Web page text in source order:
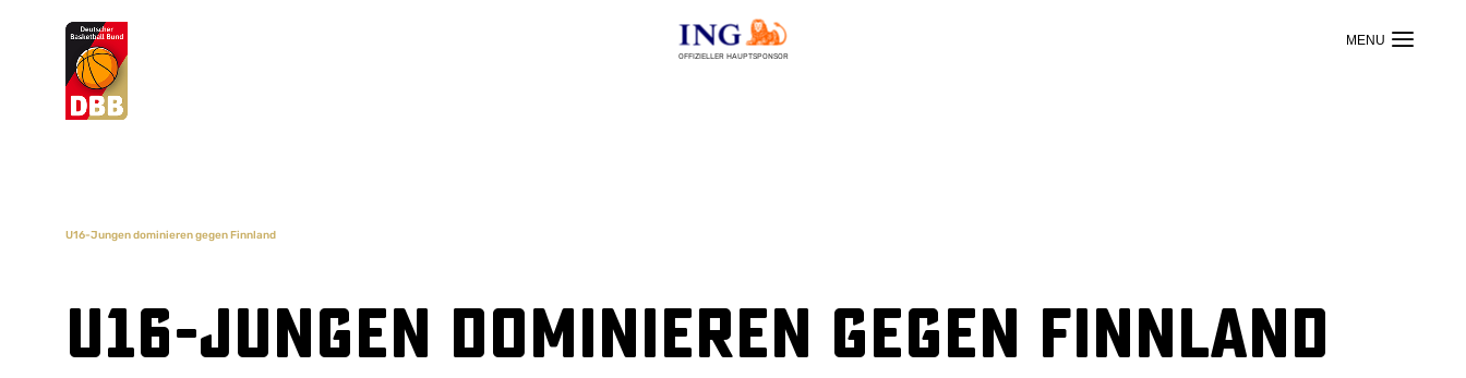
OFFIZIELLER HAUPTSPONSOR
Suchvorschläge
U16-Jungen dominieren gegen Finnland
U16-Jungen dominieren gegen Finnland